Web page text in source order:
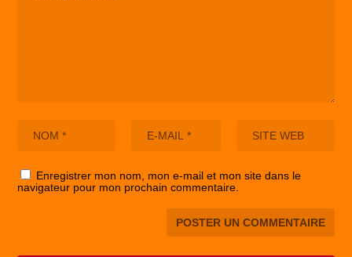
Enregistrer mon nom, mon e-mail et mon site dans le
navigateur pour mon prochain commentaire.